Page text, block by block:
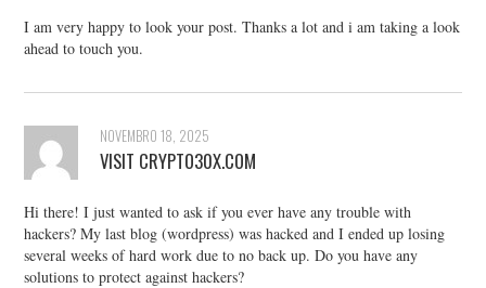
I am very happy to look your post. Thanks a lot and i am taking a look
ahead to touch you.
NOVEMBRO 18, 2025
VISIT CRYPTO30X.COM
Hi there! I just wanted to ask if you ever have any trouble with
hackers? My last blog (wordpress) was hacked and I ended up losing
several weeks of hard work due to no back up. Do you have any
solutions to protect against hackers?